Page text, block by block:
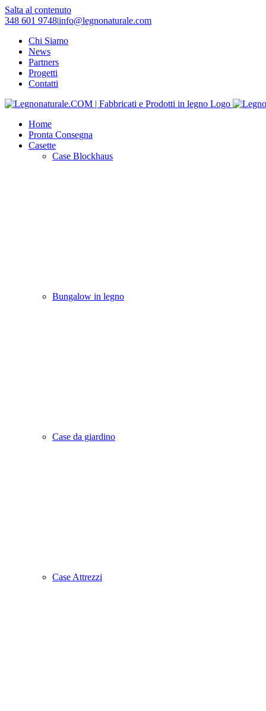
Salta al contenuto
348 601 9748|info@legnonaturale.com
Chi Siamo
News
Partners
Progetti
Contatti
Home
Pronta Consegna
Casette
Case Blockhaus
Bungalow in legno
Case da giardino
Case Attrezzi